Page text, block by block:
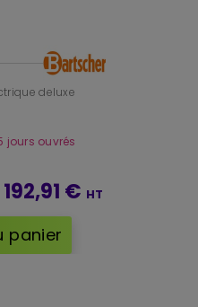
deluxe
jours ouvrés
192,91 € HT
panier